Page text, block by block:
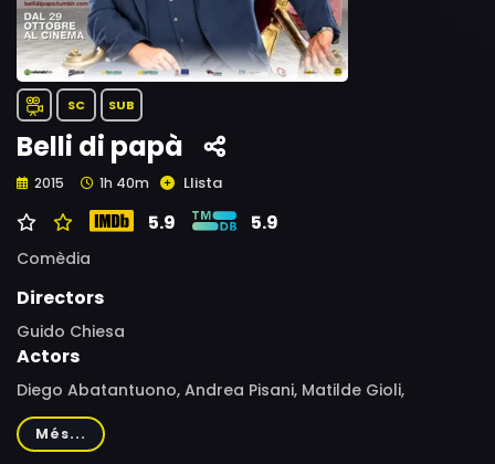
SC SUB
Belli di papà
2015 1h 40m Llista
5.9 5.9
Comèdia
Directors
Guido Chiesa
Actors
Diego Abatantuono, Andrea Pisani, Matilde Gioli,
Francesco Di Raimondo, Marco Zingaro, Uccio De Santis,
Umberto Sardella, Francesco Facchinetti, Antonio
Més...